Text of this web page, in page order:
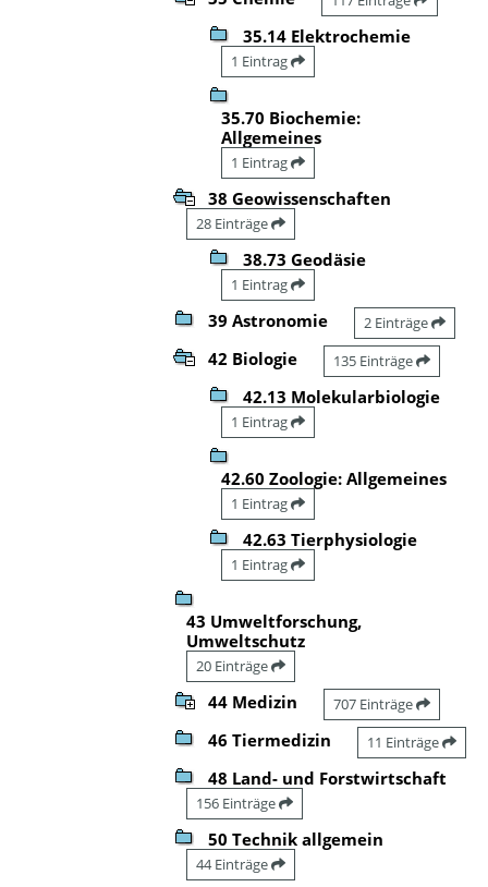
35.14 Elektrochemie
1 Eintrag
35.70 Biochemie:
Allgemeines
1 Eintrag
38 Geowissenschaften
28 Einträge
38.73 Geodäsie
1 Eintrag
39 Astronomie 2 Einträge
42 Biologie 135 Einträge
42.13 Molekularbiologie
1 Eintrag
42.60 Zoologie: Allgemeines
1 Eintrag
42.63 Tierphysiologie
1 Eintrag
43 Umweltforschung,
Umweltschutz
20 Einträge
44 Medizin 707 Einträge
46 Tiermedizin 11 Einträge
48 Land- und Forstwirtschaft
156 Einträge
50 Technik allgemein
44 Einträge